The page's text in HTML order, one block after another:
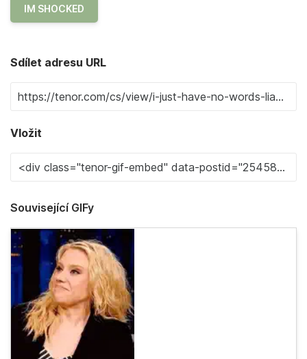
IM SHOCKED
Sdílet adresu URL
Vložit
Související GIFy